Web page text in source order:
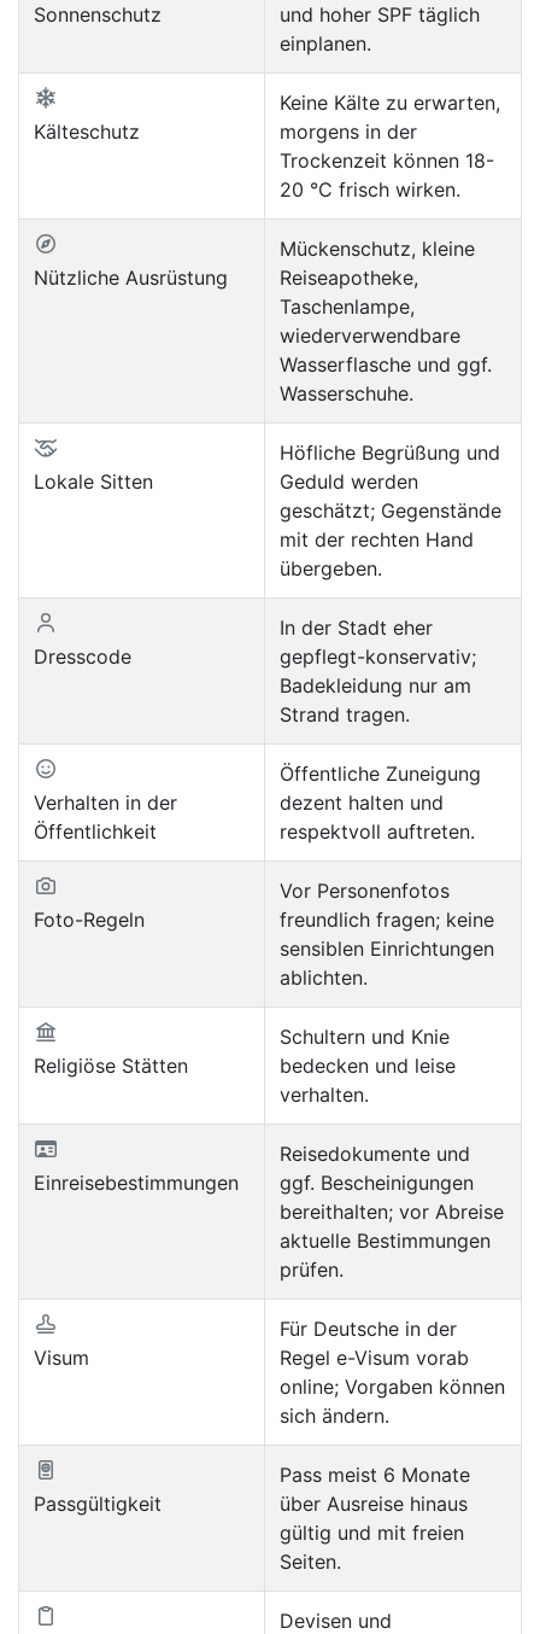
Sonnenschutz
und hoher SPF täglich
einplanen.
Kälteschutz
Keine Kälte zu erwarten,
morgens in der
Trockenzeit können 18-
20 °C frisch wirken.
Nützliche Ausrüstung
Mückenschutz, kleine
Reiseapotheke,
Taschenlampe,
wiederverwendbare
Wasserflasche und ggf.
Wasserschuhe.
Lokale Sitten
Höfliche Begrüßung und
Geduld werden
geschätzt; Gegenstände
mit der rechten Hand
übergeben.
Dresscode
In der Stadt eher
gepflegt-konservativ;
Badekleidung nur am
Strand tragen.
Verhalten in der
Öffentlichkeit
Öffentliche Zuneigung
dezent halten und
respektvoll auftreten.
Foto-Regeln
Vor Personenfotos
freundlich fragen; keine
sensiblen Einrichtungen
ablichten.
Religiöse Stätten
Schultern und Knie
bedecken und leise
verhalten.
Einreisebestimmungen
Reisedokumente und
ggf. Bescheinigungen
bereithalten; vor Abreise
aktuelle Bestimmungen
prüfen.
Visum
Für Deutsche in der
Regel e-Visum vorab
online; Vorgaben können
sich ändern.
Passgültigkeit
Pass meist 6 Monate
über Ausreise hinaus
gültig und mit freien
Seiten.
Devisen und